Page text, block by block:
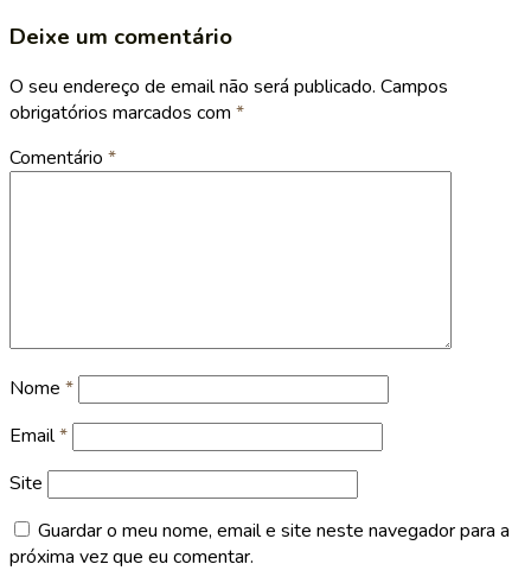
Deixe um comentário
O seu endereço de email não será publicado. Campos
obrigatórios marcados com *
Comentário *
Nome *
Email*
Site
Guardar o meu nome, email e site neste navegador para a
próxima vez que eu comentar.